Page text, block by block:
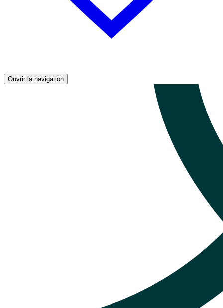
Ouvrir la navigation